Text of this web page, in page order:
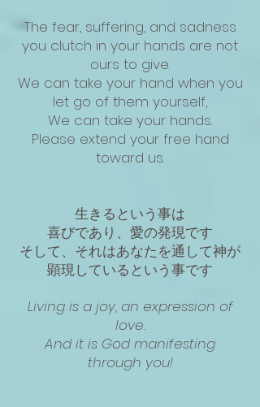
The fear, suffering, and sadness
you clutch in your hands are not
ours to give.
We can take your hand when you
let go of them yourself,
We can take your hands.
Please extend your free hand
toward us.
生きるという事は
喜びであり、愛の発現です
そして、それはあなたを通して神が
顕現しているという事です
Living is a joy, an expression of
love.
And it is God manifesting
through you!